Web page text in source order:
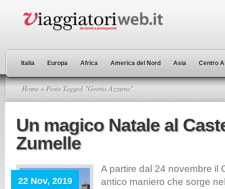
Italia Europa Africa America del Nord Asia Centro
Home » Posts Tagged "Grotta Azzurra"
Un magico Natale al
Zumelle
22 Nov, 2019
A partire dal 24 novembre il
antico maniero che sorge